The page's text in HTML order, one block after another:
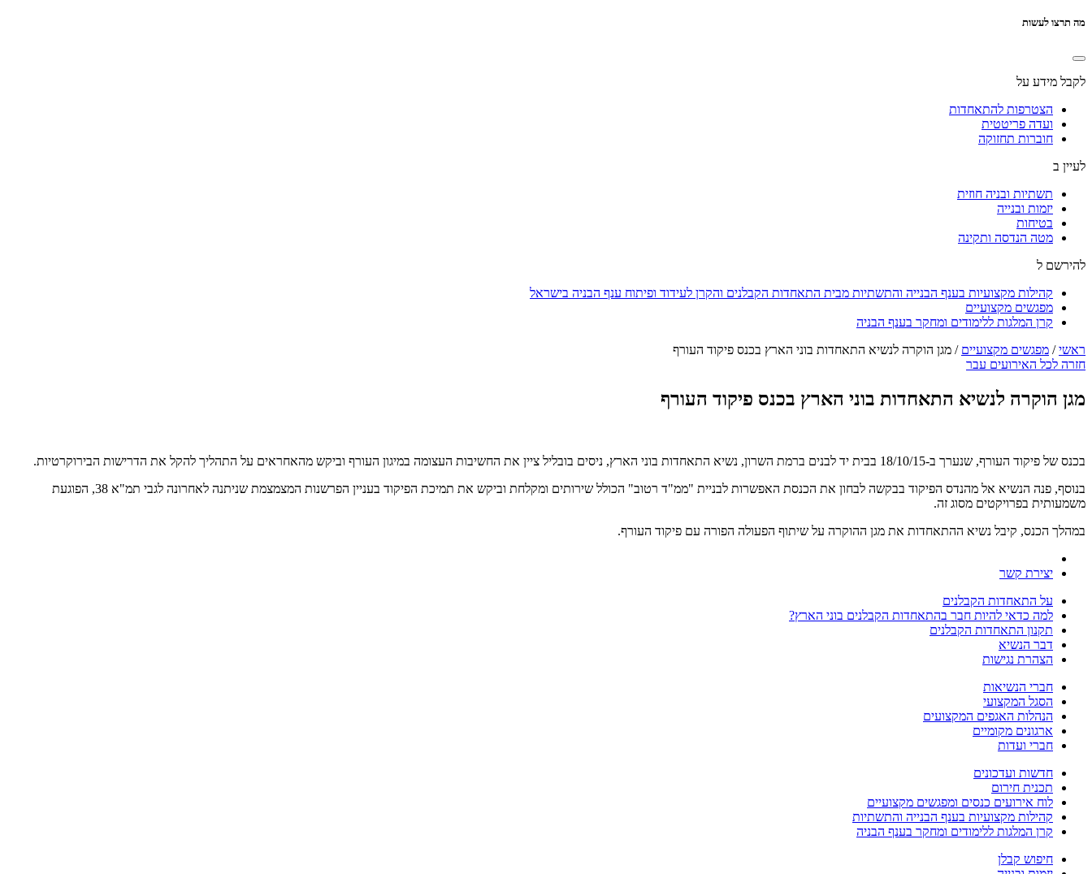
מה תרצו לעשות
לקבל מידע על
הצטרפות להתאחדות
ועדה פריטטית
חוברות תחזוקה
לעיין ב
תשתיות ובניה חוזית
יזמות ובנייה
בטיחות
מטה הנדסה ותקינה
להירשם ל
קהילות מקצועיות בענף הבנייה והתשתיות מבית התאחדות הקבלנים והקרן לעידוד ופיתוח ענף הבניה בישראל
מפגשים מקצועיים
קרן המלגות ללימודים ומחקר בענף הבניה
ראשי/ מפגשים מקצועיים / מגן הוקרה לנשיא התאחדות בוני הארץ בכנס פיקוד העורף
חזרה לכל האירועים עבר
מגן הוקרה לנשיא התאחדות בוני הארץ בכנס פיקוד העורף
בכנס של פיקוד העורף, שנערך ב-18/10/15 בבית יד לבנים ברמת השרון, נשיא התאחדות בוני הארץ, ניסים בובליל ציין את החשיבות העצומה במיגון העורף וביקש מהאחראים על התהליך להקל את הדרישות הבירוקרטיות.
בנוסף, פנה הנשיא אל מהנדס הפיקוד בבקשה לבחון את הכנסת האפשרות לבניית "ממ"ד רטוב" הכולל שירותים ומקלחת וביקש את תמיכת הפיקוד בעניין הפרשנות המצמצמת שניתנה לאחרונה לגבי תמ"א 38, הפוגעת
משמעותית בפרויקטים מסוג זה.
במהלך הכנס, קיבל נשיא ההתאחדות את מגן ההוקרה על שיתוף הפעולה הפורה עם פיקוד העורף.
יצירת קשר
על התאחדות הקבלנים
למה כדאי להיות חבר בהתאחדות הקבלנים בוני הארץ?
תקנון התאחדות הקבלנים
דבר הנשיא
הצהרת נגישות
חברי הנשיאות
הסגל המקצועי
הנהלות האגפים המקצועים
ארגונים מקומיים
חברי ועדות
חדשות ועדכונים
תכנית חירום
לוח אירועים כנסים ומפגשים מקצועיים
קהילות מקצועיות בענף הבנייה והתשתיות
קרן המלגות ללימודים ומחקר בענף הבניה
חיפוש קבלן